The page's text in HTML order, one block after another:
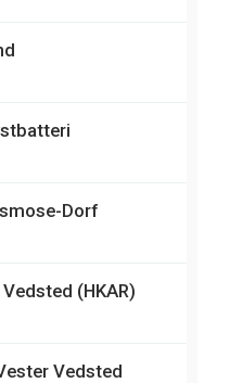
Dorf
(HKAR)
Vedsted